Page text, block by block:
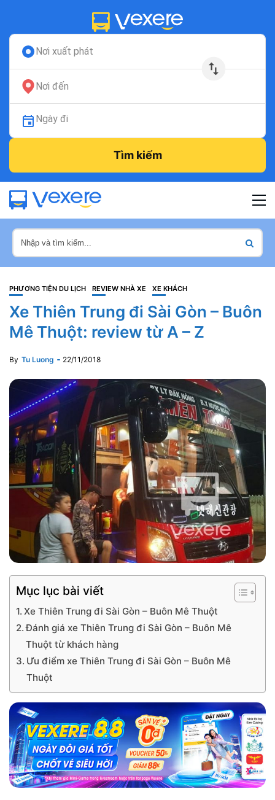
Nơi xuất phát
Nơi đến
Ngày đi
Tìm kiếm
PHƯƠNG TIỆN DU LỊCH REVIEW NHÀ XE XE KHÁCH
Xe Thiên Trung đi Sài Gòn – Buôn
Mê Thuột: review từ A – Z
By Tu Luong 22/11/2018
Mục lục bài viết
Xe Thiên Trung đi Sài Gòn – Buôn Mê Thuột
Đánh giá xe Thiên Trung đi Sài Gòn – Buôn Mê
Thuột từ khách hàng
Ưu điểm xe Thiên Trung đi Sài Gòn – Buôn Mê
Thuột